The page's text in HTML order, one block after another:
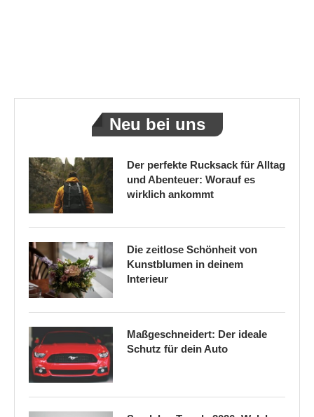
Neu bei uns
Der perfekte Rucksack für Alltag
und Abenteuer: Worauf es
wirklich ankommt
Die zeitlose Schönheit von
Kunstblumen in deinem
Interieur
Maßgeschneidert: Der ideale
Schutz für dein Auto